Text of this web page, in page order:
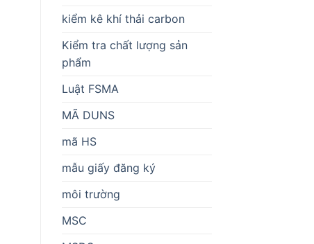
kiểm kê khí thải carbon
Kiểm tra chất lượng sản
phẩm
Luật FSMA
MÃ DUNS
mã HS
mẫu giấy đăng ký
môi trường
MSC